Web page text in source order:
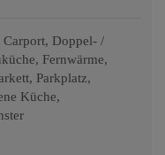
Carport Doppel- /
Fernwärme
Parkplatz
Küche